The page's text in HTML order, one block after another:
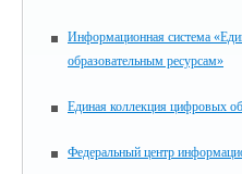
Информационная система
образовательным ресурсам»
Единая коллекция цифровых
Федеральный центр